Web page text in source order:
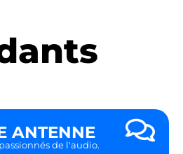
ANTENNE
de l'audio.